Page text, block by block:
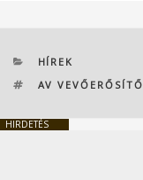
KATEGÓRIÁK
HÍREK
CÍMKÉK
AV VEVŐERŐSÍTŐ
HIRDETÉS